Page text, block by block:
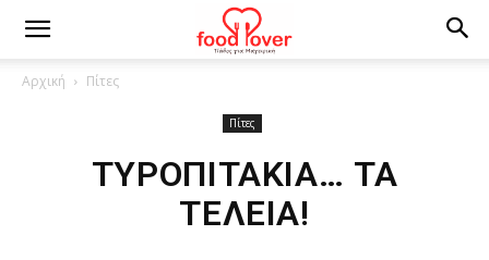
Αρχική Πίτες
Πίτες
TYΡΟΠΙΤΑΚΙΑ… ΤΑ
ΤΕΛΕΙΑ!